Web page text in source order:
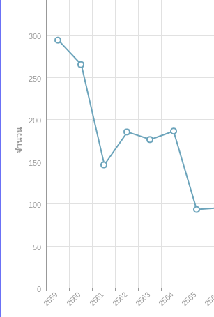
จำนวน
2559 2560 2561 2562 2563 2564 2565
0
50
100
150
200
250
300